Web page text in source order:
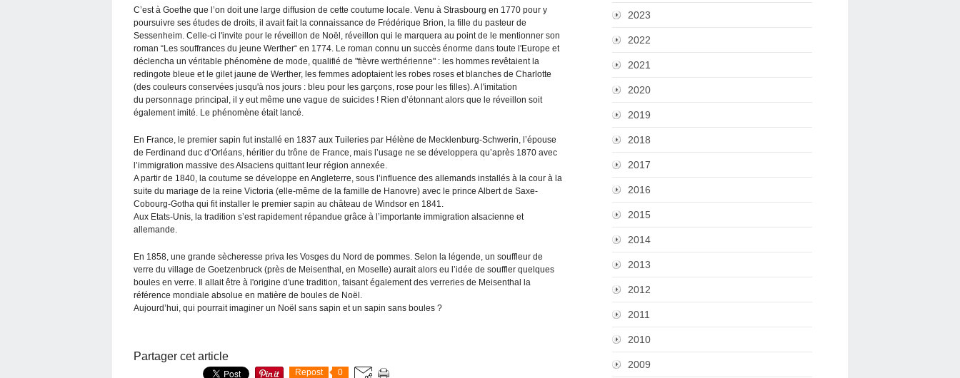
C’est à Goethe que l’on doit une large diffusion de cette coutume locale. Venu à Strasbourg en 1770 pour y
poursuivre ses études de droits, il avait fait la connaissance de Frédérique Brion, la fille du pasteur de
Sessenheim. Celle-ci l'invite pour le réveillon de Noël, réveillon qui le marquera au point de le mentionner son
roman “Les souffrances du jeune Werther“ en 1774. Le roman connu un succès énorme dans toute l'Europe et
déclencha un véritable phénomène de mode, qualifié de "fièvre werthérienne" : les hommes revêtaient la
redingote bleue et le gilet jaune de Werther, les femmes adoptaient les robes roses et blanches de Charlotte
(des couleurs conservées jusqu'à nos jours : bleu pour les garçons, rose pour les filles). A l'imitation
du personnage principal, il y eut même une vague de suicides ! Rien d’étonnant alors que le réveillon soit
également imité. Le phénomène était lancé.
En France, le premier sapin fut installé en 1837 aux Tuileries par Hélène de Mecklenburg-Schwerin, l’épouse
de Ferdinand duc d’Orléans, héritier du trône de France, mais l’usage ne se développera qu’après 1870 avec
l’immigration massive des Alsaciens quittant leur région annexée.
A partir de 1840, la coutume se développe en Angleterre, sous l’influence des allemands installés à la cour à la
suite du mariage de la reine Victoria (elle-même de la famille de Hanovre) avec le prince Albert de Saxe-
Cobourg-Gotha qui fit installer le premier sapin au château de Windsor en 1841.
Aux Etats-Unis, la tradition s’est rapidement répandue grâce à l’importante immigration alsacienne et
allemande.
En 1858, une grande sècheresse priva les Vosges du Nord de pommes. Selon la légende, un souffleur de
verre du village de Goetzenbruck (près de Meisenthal, en Moselle) aurait alors eu l’idée de souffler quelques
boules en verre. Il allait être à l'origine d'une tradition, faisant également des verreries de Meisenthal la
référence mondiale absolue en matière de boules de Noël.
Aujourd’hui, qui pourrait imaginer un Noël sans sapin et un sapin sans boules ?
Partager cet article
Repost 0
2023
2022
2021
2020
2019
2018
2017
2016
2015
2014
2013
2012
2011
2010
2009